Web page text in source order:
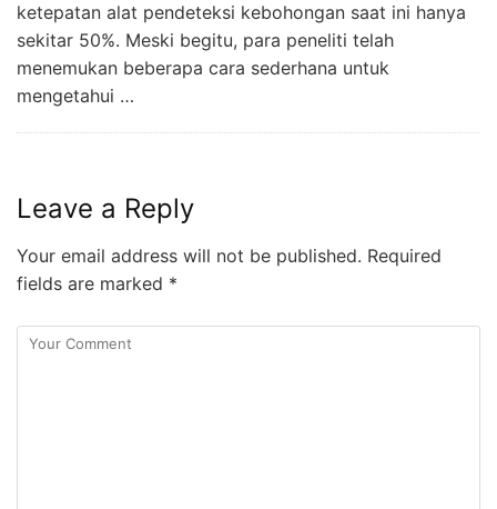
ketepatan alat pendeteksi kebohongan saat ini hanya
sekitar 50%. Meski begitu, para peneliti telah
menemukan beberapa cara sederhana untuk
mengetahui …
Leave a Reply
Your email address will not be published. Required
fields are marked *